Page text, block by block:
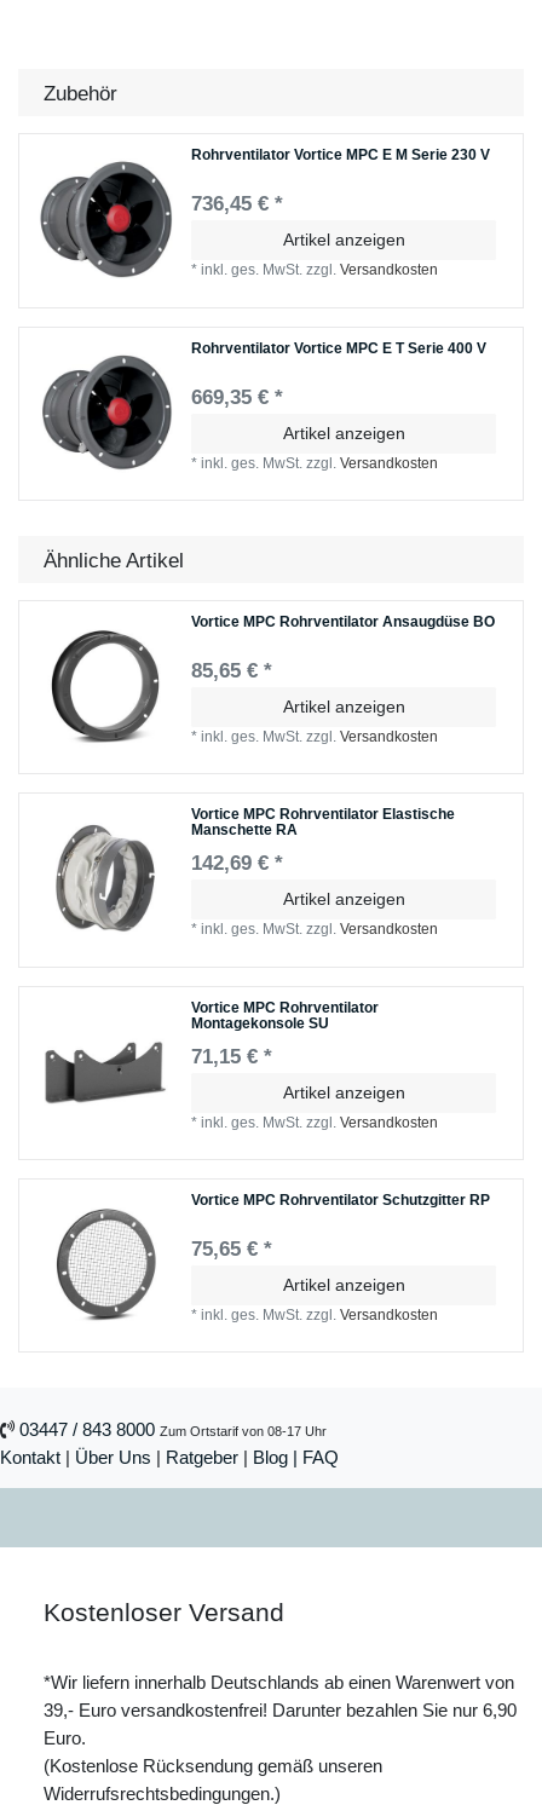
Zubehör
Rohrventilator Vortice MPC E M Serie 230 V
736,45 € *
Artikel anzeigen
*inkl. ges. MwSt. zzgl.Versandkosten
Rohrventilator Vortice MPC E T Serie 400 V
669,35 € *
Artikel anzeigen
*inkl. ges. MwSt. zzgl.Versandkosten
Ähnliche Artikel
Vortice MPC Rohrventilator Ansaugdüse BO
85,65 € *
Artikel anzeigen
*inkl. ges. MwSt. zzgl.Versandkosten
Vortice MPC Rohrventilator Elastische
Manschette RA
142,69 € *
Artikel anzeigen
*inkl. ges. MwSt. zzgl.Versandkosten
Vortice MPC Rohrventilator
Montagekonsole SU
71,15 € *
Artikel anzeigen
*inkl. ges. MwSt. zzgl.Versandkosten
Vortice MPC Rohrventilator Schutzgitter RP
75,65 € *
Artikel anzeigen
*inkl. ges. MwSt. zzgl.Versandkosten
03447 / 843 8000 Zum Ortstarif von 08-17 Uhr
Kontakt | Über Uns | Ratgeber | Blog | FAQ
Kostenloser Versand
*Wir liefern innerhalb Deutschlands ab einen Warenwert von
39,- Euro versandkostenfrei! Darunter bezahlen Sie nur 6,90
Euro.
(Kostenlose Rücksendung gemäß unseren
Widerrufsrechtsbedingungen.)